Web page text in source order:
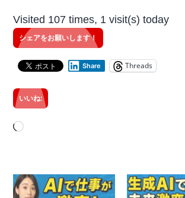
Visited 107 times, 1 visit(s) today
シェアをお願いします！
Share Threads
いいね:
読
み
中…